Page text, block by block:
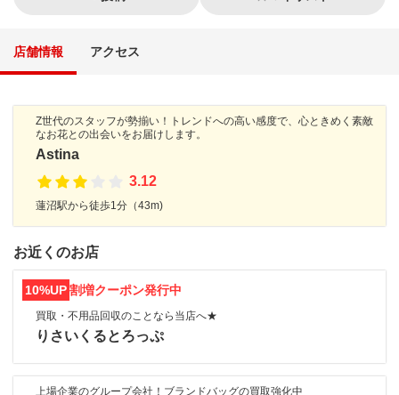
店舗情報 アクセス
Z世代のスタッフが勢揃い！トレンドへの高い感度で、心ときめく素敵
なお花との出会いをお届けします。
Astina
3.12
蓮沼駅から徒歩1分（43m)
お近くのお店
10%UP割増クーポン発行中
買取・不用品回収のことなら当店へ★
りさいくるとろっぷ
上場企業のグループ会社！ブランドバッグの買取強化中